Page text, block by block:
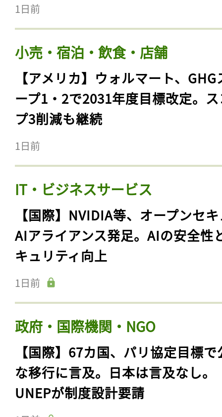
1日前
小売・宿泊・飲食・店舗
【アメリカ】ウォルマート、GHG
ープ1・2で2031年度目標改定。
プ3削減も継続
1日前
IT・ビジネスサービス
【国際】NVIDIA等、オープンセ
AIアライアンス発足。AIの安全性
キュリティ向上
1日前
政府・国際機関・NGO
【国際】67カ国、パリ協定目標で
な移行に言及。日本は言及なし。
UNEPが制度設計要請